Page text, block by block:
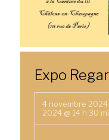
Expo
4 novembre 2024
2024 @ 14 h 30